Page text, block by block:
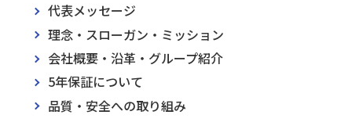
代表メッセージ
理念・スローガン・ミッション
会社概要・沿革・グループ紹介
5年保証について
品質・安全への取り組み